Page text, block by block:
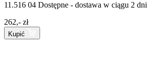
11.516 04 Dostępne - dostawa w ciągu 2 dni
262,- zł
Kupić